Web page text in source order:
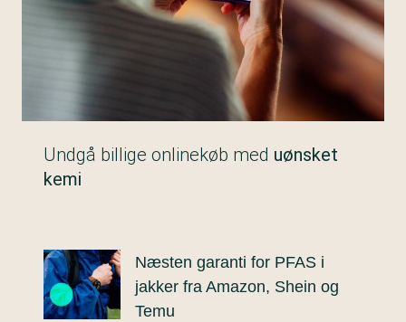
Undgå billige onlinekøb med uønsket
kemi
Næsten garanti for PFAS i
jakker fra Amazon, Shein og
Temu